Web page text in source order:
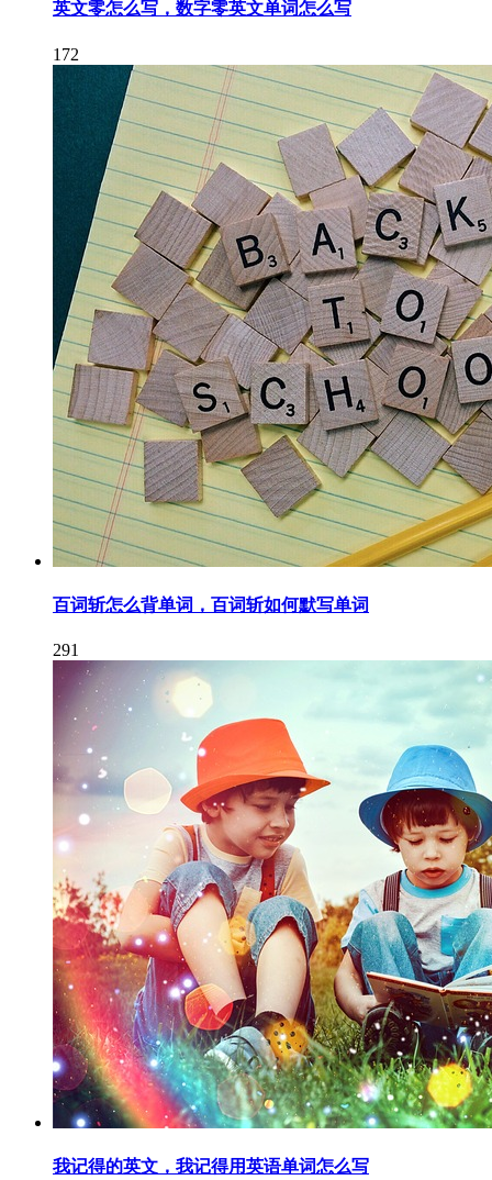
英文零怎么写，数字零英文单词怎么写
172
百词斩怎么背单词，百词斩如何默写单词
291
我记得的英文，我记得用英语单词怎么写